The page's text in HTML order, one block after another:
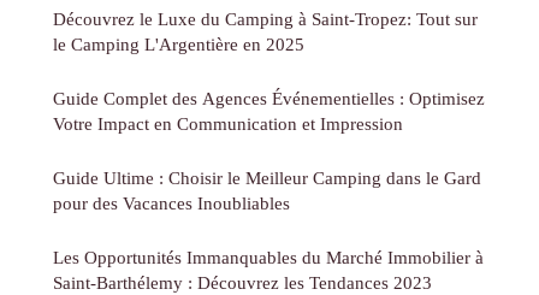
Découvrez le Luxe du Camping à Saint-Tropez: Tout sur
le Camping L'Argentière en 2025
Guide Complet des Agences Événementielles : Optimisez
Votre Impact en Communication et Impression
Guide Ultime : Choisir le Meilleur Camping dans le Gard
pour des Vacances Inoubliables
Les Opportunités Immanquables du Marché Immobilier à
Saint-Barthélemy : Découvrez les Tendances 2023